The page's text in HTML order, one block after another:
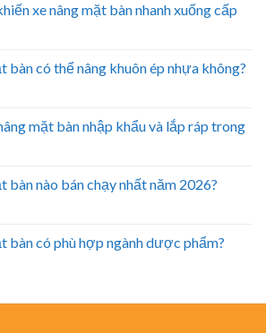
xe nâng mặt bàn nhanh xuống cấp
bàn có thể nâng khuôn ép nhựa không?
mặt bàn nhập khẩu và lắp ráp trong
bàn nào bán chạy nhất năm 2026?
bàn có phù hợp ngành dược phẩm?